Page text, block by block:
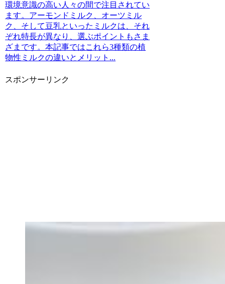
環境意識の高い人々の間で注目されてい
ます。アーモンドミルク、オーツミル
ク、そして豆乳といったミルクは、それ
ぞれ特長が異なり、選ぶポイントもさま
ざまです。本記事ではこれら3種類の植
物性ミルクの違いとメリット...
スポンサーリンク